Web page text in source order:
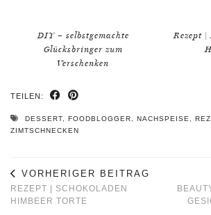
DIY – selbstgemachte
Glücksbringer zum
Verschenken
Rezept
TEILEN:
DESSERT FOODBLOGGER NACHSPEISE
ZIMTSCHNECKEN
VORHERIGER BEITRAG
REZEPT | SCHOKOLADEN
HIMBEER TORTE